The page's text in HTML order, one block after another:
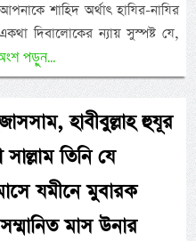
শাহিদ অর্থাৎ হাযির-নাযির
একথা দিবালোকের ন্যায় সুস্পষ্ট যে,
পড়ুন...
হাবীবুল্লাহ হুযূর
তিনি যে
যমীনে মুবারক
মাস উনার